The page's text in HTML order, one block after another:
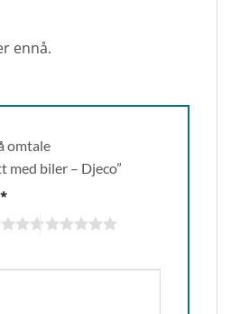
ennå.
omtale
med biler – Djeco”
*